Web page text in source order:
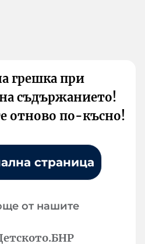
грешка при
съдържанието!
отново по-късно!
страница
от нашите